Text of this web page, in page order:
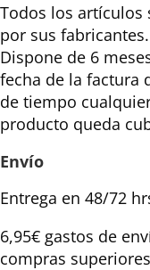
Todos los artículos
por sus fabricantes.
Dispone de 6
fecha de la factura
de tiempo
producto queda
Envío
Entrega en 48/72
6,95€ gastos de
compras